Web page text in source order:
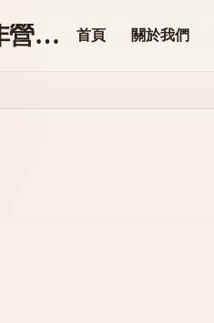
ModuleCore 科技【展示非營業】 首頁 關於我們